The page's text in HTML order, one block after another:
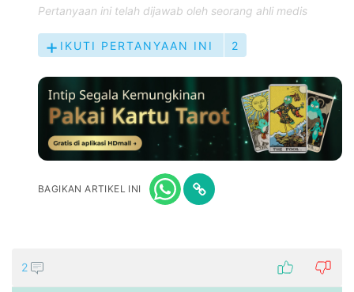
Pertanyaan ini telah dijawab oleh seorang ahli medis
IKUTI PERTANYAAN INI 2
BAGIKAN ARTIKEL INI
2